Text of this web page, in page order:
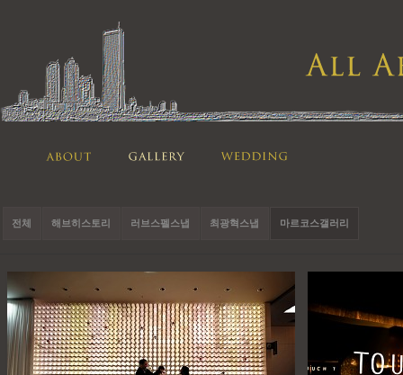
전체 해브히스토리 러브스펠스냅 최광혁스냅 마르코스갤러리